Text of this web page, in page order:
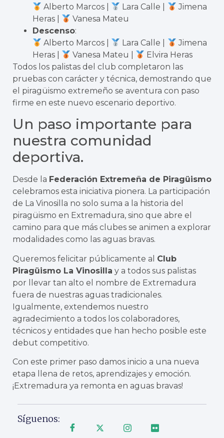
Alberto Marcos |
Lara Calle |
Jimena
Heras |
Vanesa Mateu
Descenso:
Alberto Marcos |
Lara Calle |
Jimena
Heras |
Vanesa Mateu |
Elvira Heras
Todos los palistas del club completaron las
pruebas con carácter y técnica, demostrando que
el piragüismo extremeño se aventura con paso
firme en este nuevo escenario deportivo.
Un paso importante para
nuestra comunidad
deportiva.
Desde la Federación Extremeña de Piragüismo
celebramos esta iniciativa pionera. La participación
de La Vinosilla no solo suma a la historia del
piragüismo en Extremadura, sino que abre el
camino para que más clubes se animen a explorar
modalidades como las aguas bravas.
Queremos felicitar públicamente al Club
Piragüismo La Vinosilla y a todos sus palistas
por llevar tan alto el nombre de Extremadura
fuera de nuestras aguas tradicionales.
Igualmente, extendemos nuestro
agradecimiento a todos los colaboradores,
técnicos y entidades que han hecho posible este
debut competitivo.
Con este primer paso damos inicio a una nueva
etapa llena de retos, aprendizajes y emoción.
¡Extremadura ya remonta en aguas bravas!
Síguenos: